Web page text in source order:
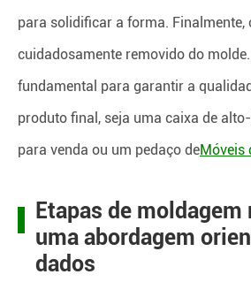
para solidificar a forma. Finalmente,
cuidadosamente removido do
fundamental para garantir a
produto final, seja uma caixa de
para venda ou um pedaço deMóveis
Etapas de
uma abordagem
dados